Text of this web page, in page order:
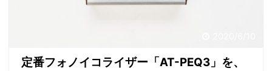
定番フォノイコライザー「AT-PEQ3」を、